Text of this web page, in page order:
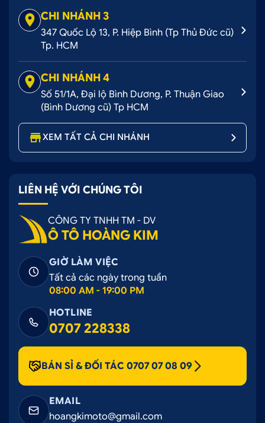
CÁCH 3: MUA HÀNG TRỰC TIẾP TẠI CỬA
HÀNG
trí nội, ngoại thất ô tô
3. Mua sỉ thảm zin Altis Thái Lan đen chiết
khấu tốt tại Ô tô Hoàng Kim
Ô tô Hoàng Kim có cung cấp sỉ và lẻ phụ kiện
thảm
zin Altis Thái Lan đen, chính sách hấp dẫn, chiết
Cam kết sản phẩm chất lượng tốt, có xuất xứ
rõ ràng.
Áp dụng chính sách giá sỉ và nhiều ưu đãi, chiết
khấu hấp dẫn cho đại lý hợp tác lâu dài.
Có chế độ bảo hành sản phẩm đầy đủ.
Được hướng dẫn kỹ thuật lắp đặt đối với những
sản phẩm phụ kiện mới.
CHI NHÁNH 3
347 Quốc Lộ 13, P. Hiệp Bình (Tp Thủ Đức cũ)
Tp. HCM
CHI NHÁNH 4
Số 51/1A, Đại lộ Bình Dương, P. Thuận Giao
(Bình Dương cũ) Tp HCM
XEM TẤT CẢ CHI NHÁNH
LIÊN HỆ VỚI CHÚNG TÔI
CÔNG TY TNHH TM - DV
Ô TÔ HOÀNG KIM
GIỜ LÀM VIỆC
Tất cả các ngày trong tuần
08:00 AM - 19:00 PM
HOTLINE
0707 228338
BÁN SỈ & ĐỐI TÁC 0707 07 08 09
EMAIL
hoangkimoto@gmail.com